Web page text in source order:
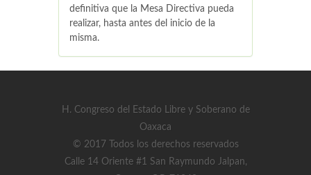
definitiva que la Mesa Directiva pueda
realizar, hasta antes del inicio de la
misma.
H. Congreso del Estado Libre y Soberano de
Oaxaca
© 2017 Todos los derechos reservados
Calle 14 Oriente #1 San Raymundo Jalpan,